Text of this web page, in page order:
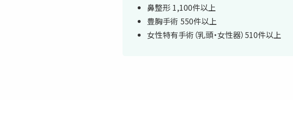
鼻整形 1,100件以上
豊胸手術 550件以上
女性特有手術（乳頭・女性器）510件以上